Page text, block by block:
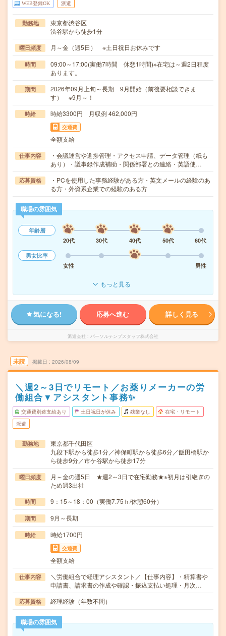
WEB登録OK 派遣
勤務地
東京都渋谷区
渋谷駅から徒歩1分
曜日頻度 月～金（週5日） ※土日祝日お休みです
時間
09:00～17:00(実働7時間 休憩1時間)※在宅は～週2日程度
あります。
期間
2026年09月上旬～長期 9月開始（前後要相談できま
す） ※9月～！
時給 時給3300円 月収例 462,000円
交通費
全額支給
仕事内容
・会議運営や進捗管理・アクセス申請、データ管理（紙も
あり）・議事録作成補助・関係部署との連絡・英語使…
応募資格
・PCを使用した事務経験がある方・英文メールの経験のあ
る方・外資系企業での経験のある方
職場の雰囲気
年齢層
20代
30代 40代 50代
60代
男女比率
女性
男性
もっと見る
気になる! 応募へ進む 詳しく見る
派遣会社 パーソルテンプスタッフ株式会社
未読 掲載日 2026/08/09
＼週2～3日でリモート／お薬りメーカーの労
働組合▼アシスタント事務✨
交通費別途支給あり 土日祝日が休み 残業なし 在宅・リモート
派遣
勤務地
東京都千代田区
九段下駅から徒歩1分／神保町駅から徒歩6分／飯田橋駅か
ら徒歩9分／市ケ谷駅から徒歩17分
曜日頻度
月～金の週5日 ★週2～3日で在宅勤務★※初月は引継ぎの
ため週3出社
時間 9：15～18：00（実働7.75ｈ/休憩60分）
期間 9月～長期
時給 時給1700円
交通費
全額支給
仕事内容
＼労働組合で経理アシスタント／【仕事内容】・精算書や
申請書、請求書の作成や確認・振込支払い処理・月次…
応募資格 経理経験（年数不問）
職場の雰囲気